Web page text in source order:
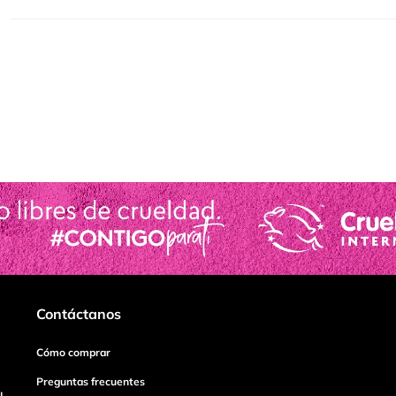
Contáctanos
Cómo comprar
Preguntas frecuentes